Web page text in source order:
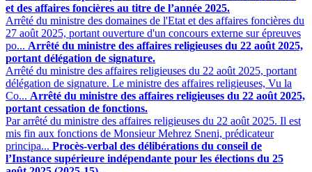
et des affaires foncières au titre de l’année 2025.
Arrêté du ministre des domaines de l'Etat et des affaires foncières du
27 août 2025, portant ouverture d'un concours externe sur épreuves
po... Arrêté du ministre des affaires religieuses du 22 août 2025,
portant délégation de signature.
Arrêté du ministre des affaires religieuses du 22 août 2025, portant
délégation de signature. Le ministre des affaires religieuses, Vu la
Co... Arrêté du ministre des affaires religieuses du 22 août 2025,
portant cessation de fonctions.
Par arrêté du ministre des affaires religieuses du 22 août 2025. Il est
mis fin aux fonctions de Monsieur Mehrez Sneni, prédicateur
principa... Procès-verbal des délibérations du conseil de
l’Instance supérieure indépendante pour les élections du 25